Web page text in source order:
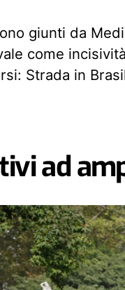
giunti da
come
Strada in
ad